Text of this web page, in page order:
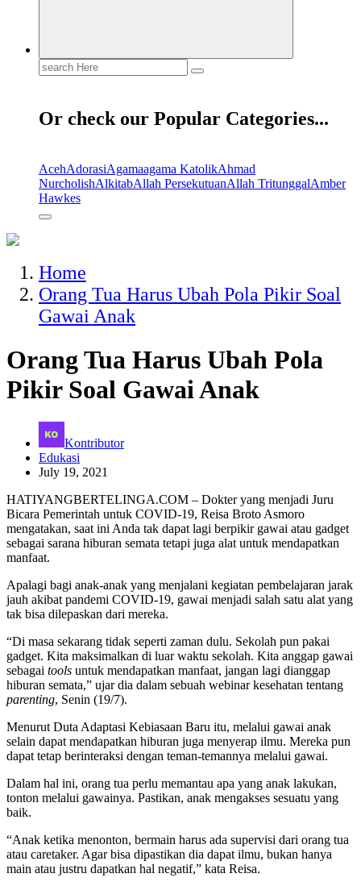
Search
for:
Or check our Popular Categories...
AcehAdorasiAgamaagama KatolikAhmad
NurcholishAlkitabAllah PersekutuanAllah TritunggalAmber
Hawkes
Home
Orang Tua Harus Ubah Pola Pikir Soal
Gawai Anak
Orang Tua Harus Ubah Pola
Pikir Soal Gawai Anak
Kontributor
Edukasi
July 19, 2021
HATIYANGBERTELINGA.COM – Dokter yang menjadi Juru
Bicara Pemerintah untuk COVID-19, Reisa Broto Asmoro
mengatakan, saat ini Anda tak dapat lagi berpikir gawai atau gadget
sebagai sarana hiburan semata tetapi juga alat untuk mendapatkan
manfaat.
Apalagi bagi anak-anak yang menjalani kegiatan pembelajaran jarak
jauh akibat pandemi COVID-19, gawai menjadi salah satu alat yang
tak bisa dilepaskan dari mereka.
“Di masa sekarang tidak seperti zaman dulu. Sekolah pun pakai
gadget. Kita maksimalkan di luar waktu sekolah. Kita anggap gawai
sebagai tools untuk mendapatkan manfaat, jangan lagi dianggap
hiburan semata,” ujar dia dalam sebuah webinar kesehatan tentang
parenting, Senin (19/7).
Menurut Duta Adaptasi Kebiasaan Baru itu, melalui gawai anak
selain dapat mendapatkan hiburan juga menyerap ilmu. Mereka pun
dapat tetap berinteraksi dengan teman-temannya melalui gawai.
Dalam hal ini, orang tua perlu memantau apa yang anak lakukan,
tonton melalui gawainya. Pastikan, anak mengakses sesuatu yang
baik.
“Anak ketika menonton, bermain harus ada supervisi dari orang tua
atau caretaker. Agar bisa dipastikan dia dapat ilmu, bukan hanya
main atau justru dapatkan hal negatif,” kata Reisa.